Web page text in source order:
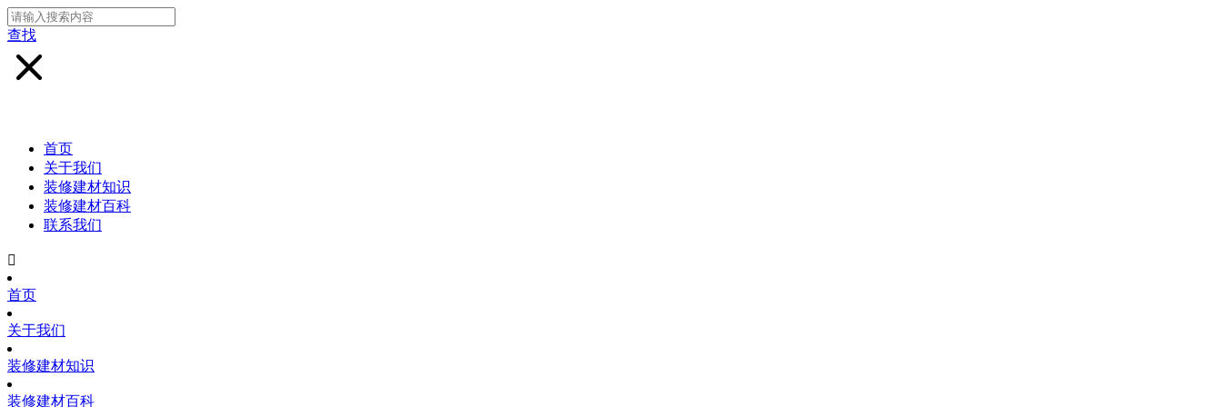
查找
首页
关于我们
装修建材知识
装修建材百科
联系我们

首页
关于我们
装修建材知识
装修建材百科